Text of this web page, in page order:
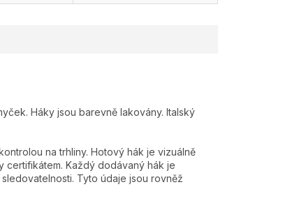
Háky jsou barevně lakovány. Italský
na trhliny. Hotový hák je vizuálně
Každý dodávaný hák je
Tyto údaje jsou rovněž